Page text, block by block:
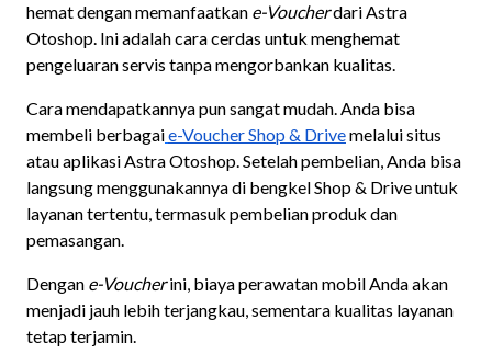
hemat dengan memanfaatkan e-Voucherdari Astra
Otoshop. Ini adalah cara cerdas untuk menghemat
pengeluaran servis tanpa mengorbankan kualitas.
Cara mendapatkannya pun sangat mudah. Anda bisa
membeli berbagaie-Voucher Shop & Drivemelalui situs
atau aplikasi Astra Otoshop. Setelah pembelian, Anda bisa
langsung menggunakannya di bengkel Shop & Drive untuk
layanan tertentu, termasuk pembelian produk dan
pemasangan.
Dengan e-Voucherini, biaya perawatan mobil Anda akan
menjadi jauh lebih terjangkau, sementara kualitas layanan
tetap terjamin.